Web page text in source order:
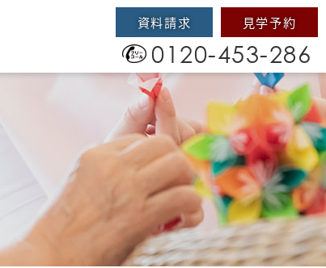
資料請求 見学予約
0120-453-286